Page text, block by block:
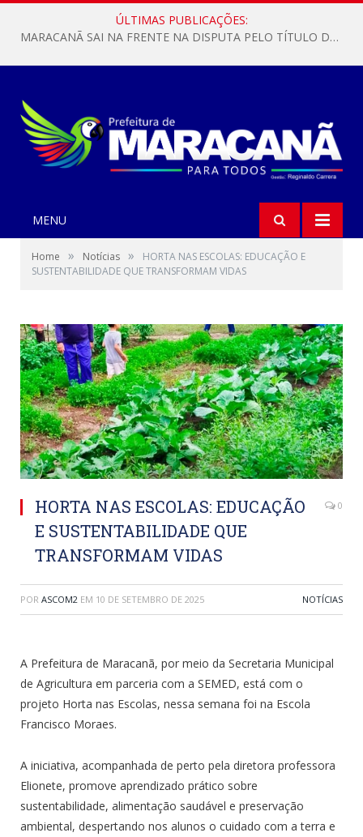
ÚLTIMAS PUBLICAÇÕES:
MARACANÃ SAI NA FRENTE NA DISPUTA PELO TÍTULO DA COPA PARÁ SUB-17!
MENU
Home » Notícias »
HORTA NAS ESCOLAS: EDUCAÇÃO E
SUSTENTABILIDADE QUE TRANSFORMAM VIDAS
HORTA NAS ESCOLAS: EDUCAÇÃO
E SUSTENTABILIDADE QUE
TRANSFORMAM VIDAS
0
POR ASCOM2 EM 10 DE SETEMBRO DE 2025 NOTÍCIAS
A Prefeitura de Maracanã, por meio da Secretaria Municipal
de Agricultura em parceria com a SEMED, está com o
projeto Horta nas Escolas, nessa semana foi na Escola
Francisco Moraes.
A iniciativa, acompanhada de perto pela diretora professora
Elionete, promove aprendizado prático sobre
sustentabilidade, alimentação saudável e preservação
ambiental, despertando nos alunos o cuidado com a terra e